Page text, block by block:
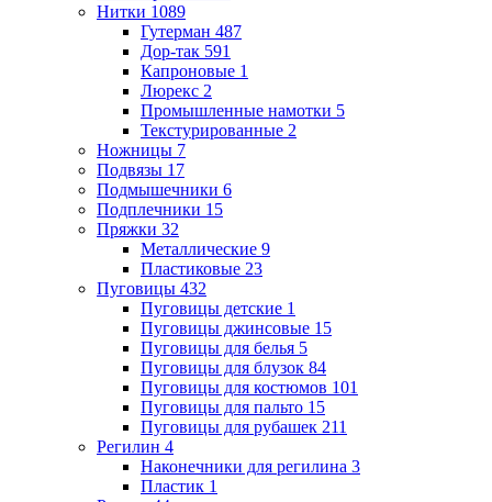
Нитки 1089
Гутерман 487
Дор-так 591
Капроновые 1
Люрекс 2
Промышленные намотки 5
Текстурированные 2
Ножницы 7
Подвязы 17
Подмышечники 6
Подплечники 15
Пряжки 32
Металлические 9
Пластиковые 23
Пуговицы 432
Пуговицы детские 1
Пуговицы джинсовые 15
Пуговицы для белья 5
Пуговицы для блузок 84
Пуговицы для костюмов 101
Пуговицы для пальто 15
Пуговицы для рубашек 211
Регилин 4
Наконечники для регилина 3
Пластик 1